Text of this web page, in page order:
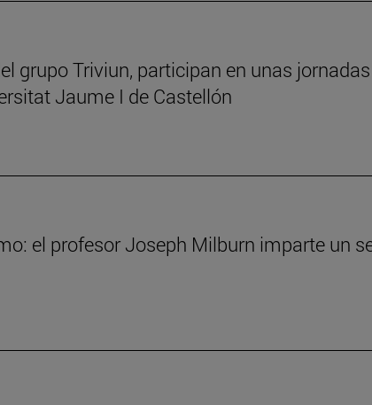
grupo Triviun, participan en unas
Jaume I de Castellón
el profesor Joseph Milburn imparte un